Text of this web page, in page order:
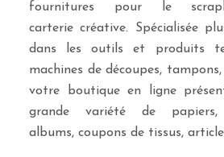
fournitures pour le
carterie créative. Spécialisée
dans les outils et produits
machines de découpes,
votre boutique en ligne
grande variété de papiers,
albums, coupons de tissus,